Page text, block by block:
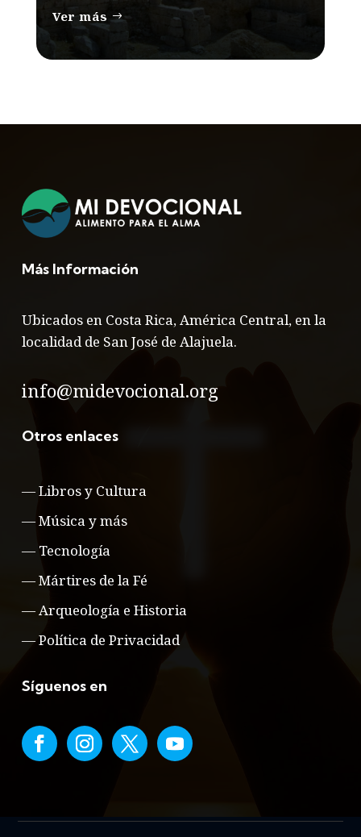
Ver más
Más Información
Ubicados en Costa Rica, América Central, en la
localidad de San José de Alajuela.
info@midevocional.org
Otros enlaces
—Libros y Cultura
—Música y más
— Tecnología
—Mártires de la Fé
—Arqueología e Historia
—Política de Privacidad
Síguenos en